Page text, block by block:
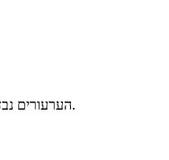
הערעורים נבדקו וציוני מבחן מועד ב׳ שונו בהתאם (לאלו שערעורם היה מוצדק).